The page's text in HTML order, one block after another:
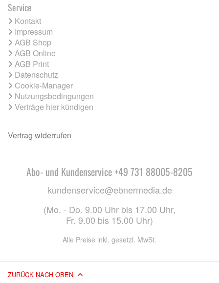
Service
Kontakt
Impressum
AGB Shop
AGB Online
AGB Print
Datenschutz
Cookie-Manager
Nutzungsbedingungen
Verträge hier kündigen
Vertrag widerrufen
Abo- und Kundenservice +49 731 88005-8205
kundenservice@ebnermedia.de
(Mo. - Do. 9.00 Uhr bis 17.00 Uhr,
Fr. 9.00 bis 15.00 Uhr)
Alle Preise inkl. gesetzl. MwSt.
ZURÜCK NACH OBEN